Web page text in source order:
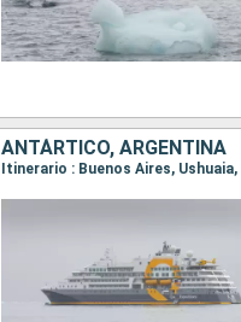
ANTÁRTICO, ARGENTINA
Itinerario : Buenos Aires,